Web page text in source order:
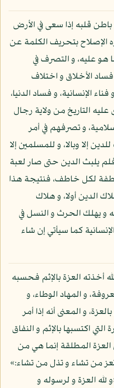
قلبه إذا سعى في الأرض
الإصلاح بتحريف الكلمة عن
هو عليه، و التصرف في
فساد الأخلاق و اختلاف
الإنسانية، و فساد الدنيا،
التاريخ من ولاية رجال
و تصرفهم في أمر
إلا وبالا، و للمسلمين إلا
فلم يلبث الدين حتى صار لعبة
خطفة لكل خاطف، فنتيجة هذا
الدين أولا، و هلاك
و يهلك الحرث و النسل في
كما سيأتي إن شاء
أخذته العزة بالإثم فحسبه
و المهاد الوطاء، و
و المعنى أنه إذا أمر
اكتسبها بالإثم و النفاق
المطلقة إنما هي من
من تشاء و تذل من تشاء:»
«و لله العزة و لرسوله و